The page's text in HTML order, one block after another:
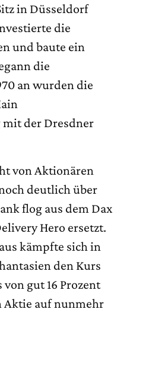
in Düsseldorf
die
und baute ein
die
an wurden die
mit der Dresdner
von Aktionären
deutlich über
flog aus dem Dax
Hero ersetzt.
kämpfte sich in
den Kurs
gut 16 Prozent
Aktie auf nunmehr